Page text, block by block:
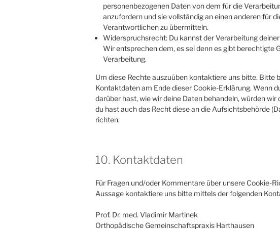
personenbezogenen Daten von dem für die
anzufordern und sie vollständig an einen anderen für
Verantwortlichen zu übermitteln.
Widerspruchsrecht: Du kannst der Verarbeitung
Wir entsprechen dem, es sei denn es gibt berechtigte
Verarbeitung.
Um diese Rechte auszuüben kontaktiere uns bitte. Bitte
Kontaktdaten am Ende dieser Cookie-Erklärung. Wenn
darüber hast, wie wir deine Daten behandeln, würden wir
du hast auch das Recht diese an die Aufsichtsbehörde
richten.
10. Kontaktdaten
Für Fragen und/oder Kommentare über unsere Cookie-
Aussage kontaktiere uns bitte mittels der folgenden
Prof. Dr. med. Vladimir Martinek
Orthopädische Gemeinschaftspraxis Harthausen